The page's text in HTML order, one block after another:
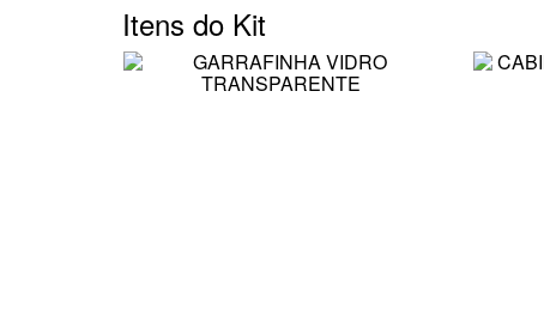
Itens do Kit